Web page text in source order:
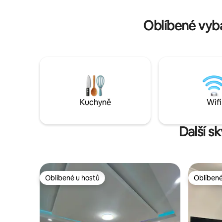
Oblíbené
Kuchyně Wifi
Další
Oblíbené u hostů
Oblíbené u hostů